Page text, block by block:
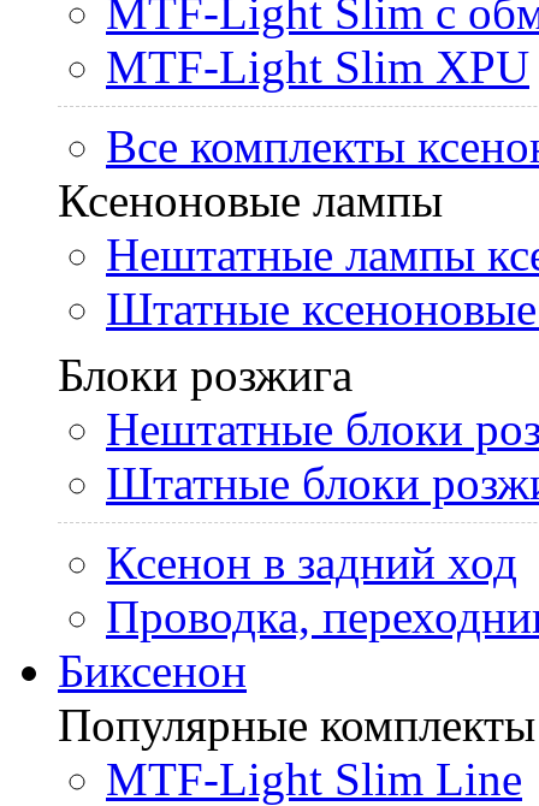
MTF-Light Slim с
MTF-Light Slim XPU
Все комплекты
Ксеноновые лампы
Нештатные лампы
Штатные
Блоки розжига
Нештатные блоки
Штатные блоки
Ксенон в задний ход
Проводка,
Биксенон
Популярные комплекты
MTF-Light Slim Line